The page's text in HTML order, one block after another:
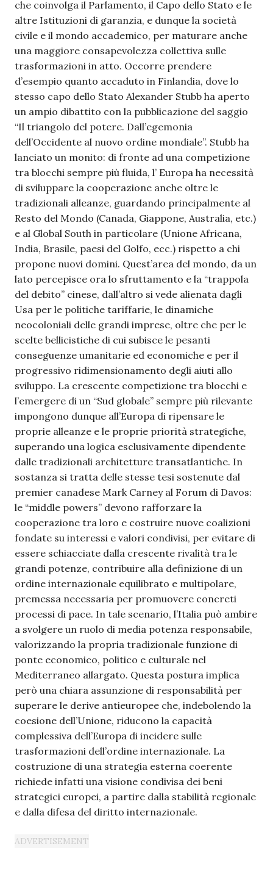
che coinvolga il Parlamento, il Capo dello Stato e le
altre Istituzioni di garanzia, e dunque la società
civile e il mondo accademico, per maturare anche
una maggiore consapevolezza collettiva sulle
trasformazioni in atto. Occorre prendere
d’esempio quanto accaduto in Finlandia, dove lo
stesso capo dello Stato Alexander Stubb ha aperto
un ampio dibattito con la pubblicazione del saggio
“Il triangolo del potere. Dall’egemonia
dell’Occidente al nuovo ordine mondiale”. Stubb ha
lanciato un monito: di fronte ad una competizione
tra blocchi sempre più fluida, l’ Europa ha necessità
di sviluppare la cooperazione anche oltre le
tradizionali alleanze, guardando principalmente al
Resto del Mondo (Canada, Giappone, Australia, etc.)
e al Global South in particolare (Unione Africana,
India, Brasile, paesi del Golfo, ecc.) rispetto a chi
propone nuovi domini. Quest’area del mondo, da un
lato percepisce ora lo sfruttamento e la “trappola
del debito” cinese, dall’altro si vede alienata dagli
Usa per le politiche tariffarie, le dinamiche
neocoloniali delle grandi imprese, oltre che per le
scelte bellicistiche di cui subisce le pesanti
conseguenze umanitarie ed economiche e per il
progressivo ridimensionamento degli aiuti allo
sviluppo. La crescente competizione tra blocchi e
l’emergere di un “Sud globale” sempre più rilevante
impongono dunque all’Europa di ripensare le
proprie alleanze e le proprie priorità strategiche,
superando una logica esclusivamente dipendente
dalle tradizionali architetture transatlantiche. In
sostanza si tratta delle stesse tesi sostenute dal
premier canadese Mark Carney al Forum di Davos:
le “middle powers” devono rafforzare la
cooperazione tra loro e costruire nuove coalizioni
fondate su interessi e valori condivisi, per evitare di
essere schiacciate dalla crescente rivalità tra le
grandi potenze, contribuire alla definizione di un
ordine internazionale equilibrato e multipolare,
premessa necessaria per promuovere concreti
processi di pace. In tale scenario, l’Italia può ambire
a svolgere un ruolo di media potenza responsabile,
valorizzando la propria tradizionale funzione di
ponte economico, politico e culturale nel
Mediterraneo allargato. Questa postura implica
però una chiara assunzione di responsabilità per
superare le derive antieuropee che, indebolendo la
coesione dell’Unione, riducono la capacità
complessiva dell’Europa di incidere sulle
trasformazioni dell’ordine internazionale. La
costruzione di una strategia esterna coerente
richiede infatti una visione condivisa dei beni
strategici europei, a partire dalla stabilità regionale
e dalla difesa del diritto internazionale.